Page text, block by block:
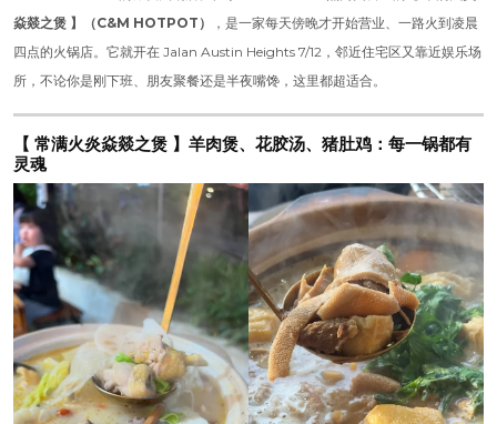
焱燚之煲 】（C&M HOTPOT）
，是一家每天傍晚才开始营业、一路火到凌晨
四点的火锅店。它就开在 Jalan Austin Heights 7/12，邻近住宅区又靠近娱乐场
所，不论你是刚下班、朋友聚餐还是半夜嘴馋，这里都超适合。
【 常满火炎焱燚之煲 】羊肉煲、花胶汤、猪肚鸡：每一锅都有
灵魂